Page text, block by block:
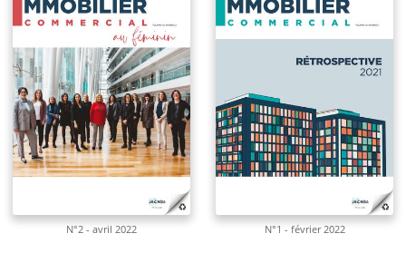
N°2 - avril 2022 N°1 - février 2022